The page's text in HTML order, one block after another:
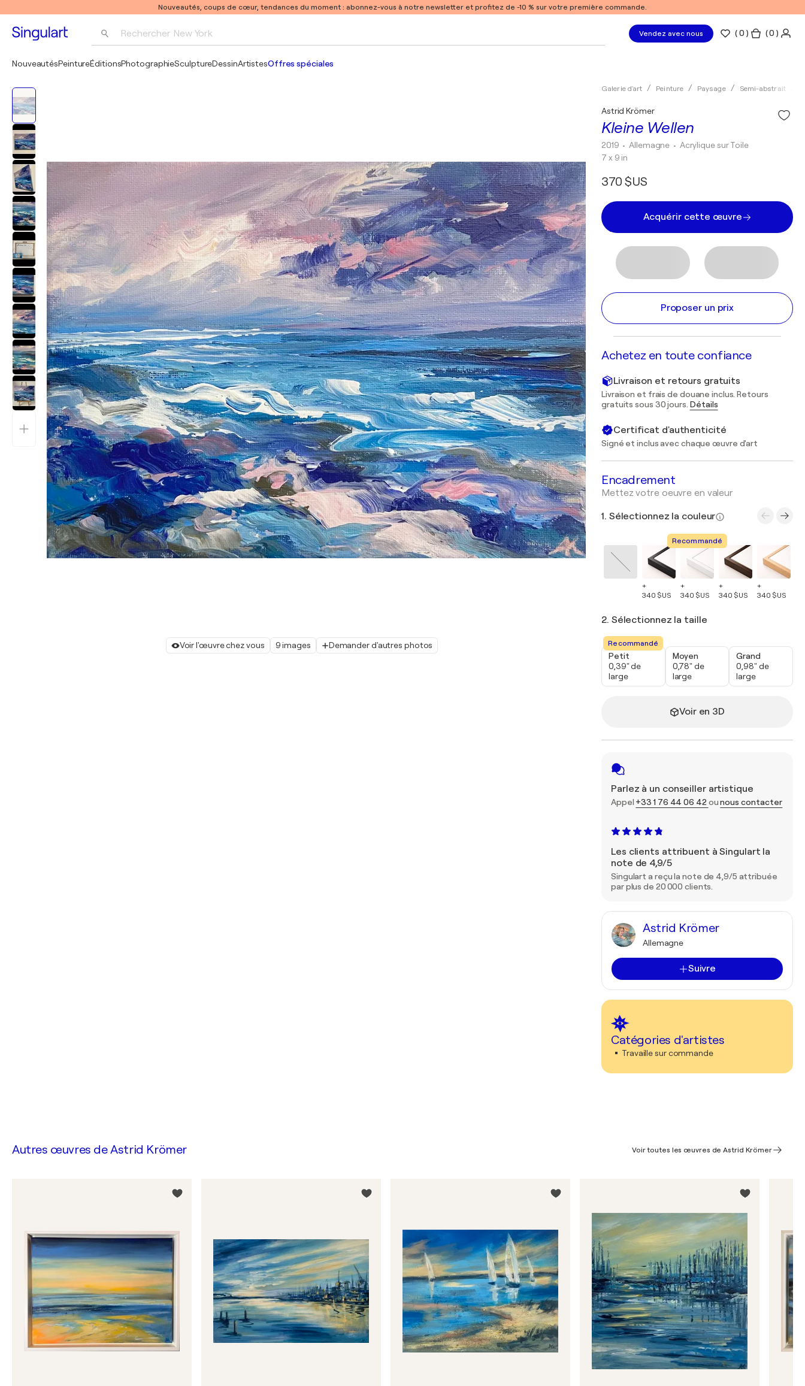
Nouveautés, coups de cœur, tendances du moment : abonnez-vous à notre newsletter et profitez de -10 % sur votre première commande.
Rechercher New York Vendez avec nous (0 ) ( 0 )
NouveautésPeintureÉditionsPhotographieSculptureDessinArtistesOffres spéciales
Voir l'œuvre chez vous 9 images Demander d'autres photos
Galerie d'art Peinture Paysage Semi-abstrait
Kleine Wellen
Astrid Krömer
2019 • Allemagne • Acrylique sur Toile
7 x 9 in
370 $US
Acquérir cette œuvre
Proposer un prix
Achetez en toute confiance
Livraison et retours gratuits
Livraison et frais de douane inclus. Retours
gratuits sous 30 jours. Détails
Certificat d'authenticité
Signé et inclus avec chaque œuvre d'art
Encadrement
Mettez votre oeuvre en valeur
1. Sélectionnez la couleur
+
340 $US
Recommandé
+
340 $US
+
340 $US
+
340 $US
2. Sélectionnez la taille
Recommandé
Petit
0,39" de
large
Moyen
0,78" de
large
Grand
0,98" de
large
Voir en 3D
Parlez à un conseiller artistique
Appel +33 1 76 44 06 42 ounous contacter
Les clients attribuent à Singulart la
note de 4,9/5
Singulart a reçu la note de 4,9/5 attribuée
par plus de 20 000 clients.
Astrid Krömer
Allemagne
Suivre
Catégories d'artistes
Travaille sur commande
Autres œuvres deAstrid Krömer Voir toutes les œuvres de Astrid Krömer